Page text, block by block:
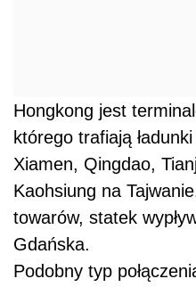
Hongkong jest
którego trafiają
Xiamen, Qingdao,
Kaohsiung na
towarów, statek
Gdańska.
Podobny typ